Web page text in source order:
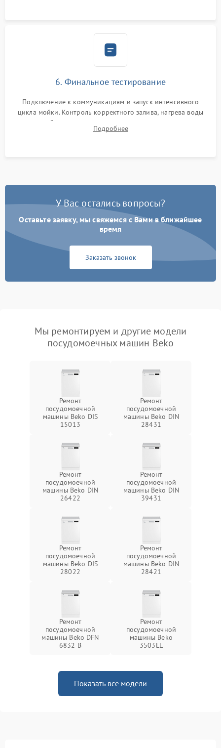
6. Финальное тестирование
Подключение к коммуникациям и запуск интенсивного
цикла мойки. Контроль корректного залива, нагрева воды
до нужной температуры, отсутствия посторонних шумов,
штатного слива и абсолютной сухости в поддоне.
Подробнее
У Вас остались вопросы?
Оставьте заявку, мы свяжемся с Вами в ближайшее
время
Заказать звонок
Мы ремонтируем и другие модели
посудомоечных машин Beko
Ремонт
посудомоечной
машины Beko DIS
15013
Ремонт
посудомоечной
машины Beko DIN
28431
Ремонт
посудомоечной
машины Beko DIN
26422
Ремонт
посудомоечной
машины Beko DIN
39431
Ремонт
посудомоечной
машины Beko DIS
28022
Ремонт
посудомоечной
машины Beko DIN
28421
Ремонт
посудомоечной
машины Beko DFN
6832 B
Ремонт
посудомоечной
машины Beko
3503LL
Показать все модели